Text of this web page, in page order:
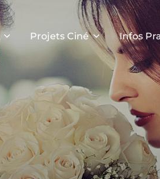
Projets Ciné Infos